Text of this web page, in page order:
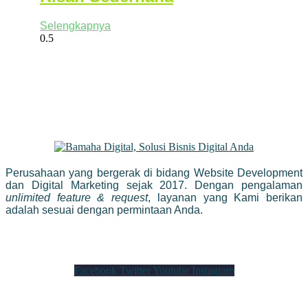
Selengkapnya
Perusahaan yang bergerak di bidang Website Development
dan Digital Marketing sejak 2017. Dengan pengalaman
unlimited feature & request, layanan yang Kami berikan
adalah sesuai dengan permintaan Anda.
Facebook Twitter Youtube Instagram